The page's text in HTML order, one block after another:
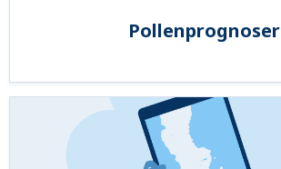
Pollenprognoser